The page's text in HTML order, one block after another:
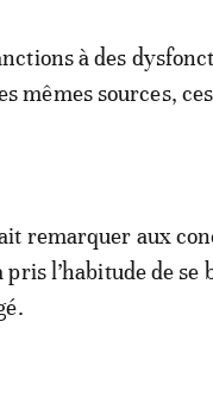
à des
mêmes sources,
remarquer aux
l’habitude de se